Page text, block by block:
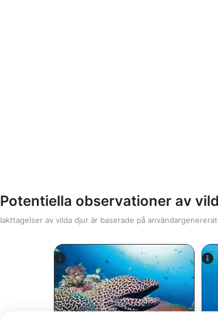
Potentiella observationer av
Iakttagelser av vilda djur är baserade på
Alamy-WaterFrame